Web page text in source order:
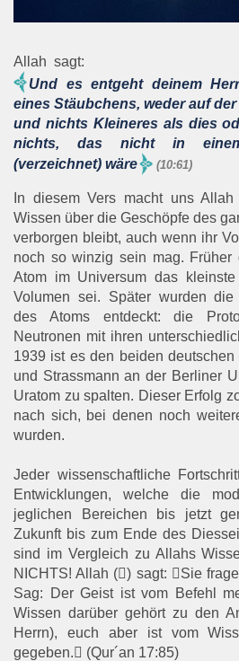
Allah sagt:
Und es entgeht deinem
eines Stäubchens, weder auf
und nichts Kleineres als dies
nichts, das nicht in
(verzeichnet) wäre
(10:61)
In diesem Vers macht uns
Wissen über die Geschöpfe des
verborgen bleibt, auch wenn ihr
noch so winzig sein mag. Früher
Atom im Universum das
Volumen sei. Später wurden die
des Atoms entdeckt: die
Neutronen mit ihren
1939 ist es den beiden
und Strassmann an der Berliner
Uratom zu spalten. Dieser Erfolg
nach sich, bei denen noch
wurden.
Jeder wissenschaftliche
Entwicklungen, welche die
jeglichen Bereichen bis jetzt
Zukunft bis zum Ende des
sind im Vergleich zu Allahs
NICHTS! Allah () sagt: Sie
Sag: Der Geist ist vom Befehl
Wissen darüber gehört zu den
Herrn), euch aber ist vom
gegeben. (Qur´an 17:85)